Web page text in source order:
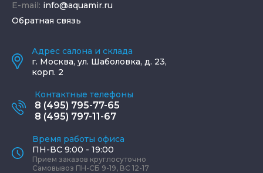
E-mail: info@aquamir.ru
Обратная связь
Адрес салона и склада
г. Москва, ул. Шаболовка, д. 23,
корп. 2
Контактные телефоны
8 (495) 795-77-65
8 (495) 797-11-67
Время работы офиса
ПН-ВС 9:00 - 19:00
Прием заказов круглосуточно
Самовывоз ПН-СБ 9-19, ВС 12-17